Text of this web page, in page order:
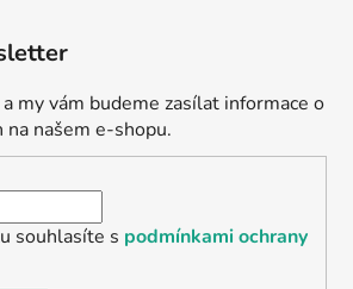
my vám budeme zasílat informace o
na našem e-shopu.
souhlasíte s podmínkami ochrany